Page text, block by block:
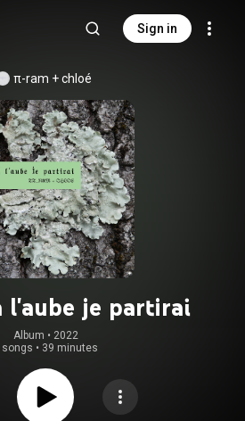
Sign in
π-ram + chloé
l'aube je partirai
Album • 2022
songs • 39 minutes